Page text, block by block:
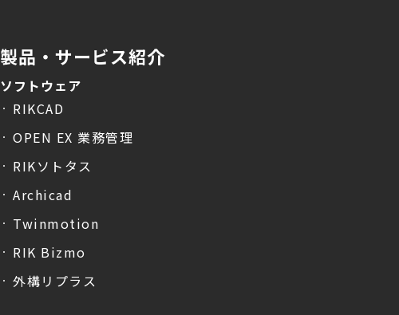
製品・サービス紹介
ソフトウェア
RIKCAD
OPEN EX 業務管理
RIKソトタス
Archicad
Twinmotion
RIK Bizmo
外構リプラス